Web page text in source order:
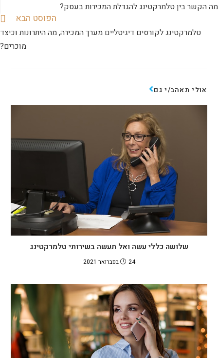
מה הקשר בין טלמרקטינג להגדלת המכירות בעסק?
הפוסט הבא
טלמרקטינג לקורסים דיגיטליים מערך המכירה, מה היתרונות וכיצד
מוכרים?
אולי תאהב/י גם
שלושה כללי עשה ואל תעשה בשירותי טלמרקטינג
24 בפברואר 2021